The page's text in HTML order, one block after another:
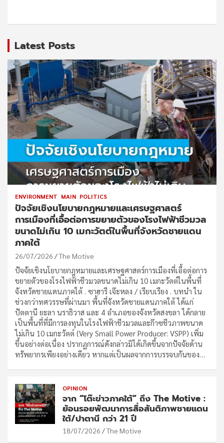
Latest Posts
ENVIRONMENT MAIN POLITICS
ปัจจัยเชิงนโยบายกฎหมายและเศรษฐศาสตร์
การเมืองที่เอื้อต่อการขยายตัวของโรงไฟฟ้าชีวมวล
ขนาดไม่เกิน 10 เมกะวัตต์ในพื้นที่จังหวัดชายแดน
ภาคใต้
26/07/2026 The Motive
ปัจจัยเชิงนโยบายกฎหมายและเศรษฐศาสตร์การเมืองที่เอื้อต่อการ
ขยายตัวของโรงไฟฟ้าชีวมวลขนาดไม่เกิน 10 เมกะวัตต์ในพื้นที่
จังหวัดชายแดนภาคใต้ . ซาฮารี เจ๊ะหลง / เรียบเรียง . บทนำ ใน
ช่วงกว่าทศวรรษที่ผ่านมา พื้นที่จังหวัดชายแดนภาคใต้ ได้แก่
ปัตตานี ยะลา นราธิวาส และ 4 อำเภอของจังหวัดสงขลา ได้กลาย
เป็นพื้นที่ที่มีการลงทุนในโรงไฟฟ้าชีวมวลและก๊าซชีวภาพขนาด
ไม่เกิน 10 เมกะวัตต์ (Very Small Power Producer: VSPP) เพิ่ม
ขึ้นอย่างต่อเนื่อง ปรากฏการณ์ดังกล่าวมิได้เกิดขึ้นจากปัจจัยด้าน
ทรัพยากรเพียงอย่างเดียว หากแต่เป็นผลจากการบรรจบกันของ…
OPINION
จาก “โต๊ะข่าวภาคใต้” ถึง The Motive :
ย้อนรอยพัฒนาการสื่อสันติภาพชายแดน
ใต้/ปาตานี กว่า 21 ปี
18/07/2026 The Motive